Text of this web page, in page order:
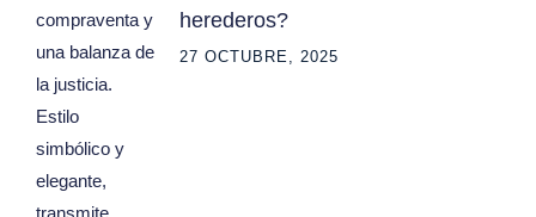
herederos?
27 OCTUBRE, 2025